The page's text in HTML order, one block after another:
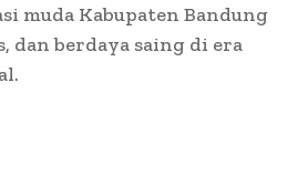
muda Kabupaten Bandung
berdaya saing di era